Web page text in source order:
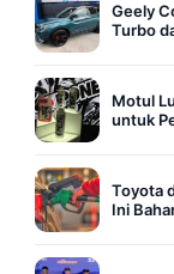
Geely
Turbo
Motul
untuk
Toyota
Ini